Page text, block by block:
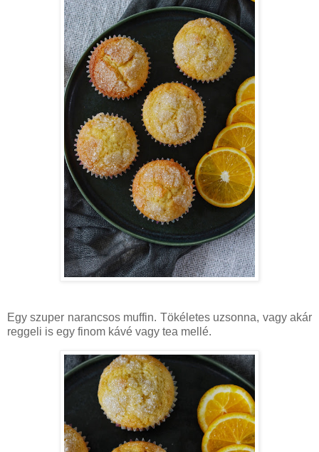
Egy szuper narancsos muffin. Tökéletes uzsonna, vagy akár
reggeli is egy finom kávé vagy tea mellé.